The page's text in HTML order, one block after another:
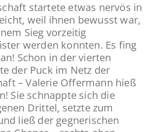
startete etwas nervös in
weil ihnen bewusst war,
Sieg vorzeitig
werden konnten. Es fing
Schon in der vierten
der Puck im Netz der
– Valerie Offermann hieß
Sie schnappte sich die
Drittel, setzte zum
ließ der gegnerischen